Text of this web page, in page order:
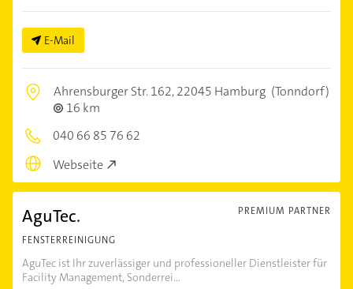
E-Mail
Ahrensburger Str. 162,22045 Hamburg (Tonndorf)
16 km
040 66 85 76 62
Webseite
PREMIUM PARTNER
AguTec.
FENSTERREINIGUNG
AguTec ist Ihr zuverlässiger und professioneller Dienstleister für
Facility Management, Sonderrei...